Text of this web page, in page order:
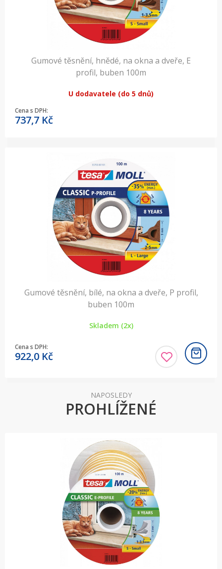
Gumové těsnění, hnědé, na okna a dveře, E
profil, buben 100m
U dodavatele (do 5 dnů)
Cena s DPH:
737,7 Kč
Gumové těsnění, bílé, na okna a dveře, P profil,
buben 100m
Skladem (2x)
Cena s DPH:
922,0 Kč
NAPOSLEDY
PROHLÍŽENÉ